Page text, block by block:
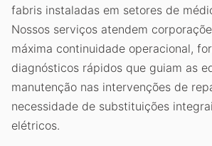
fabris instaladas em setores de
Nossos serviços atendem
máxima continuidade operacional,
diagnósticos rápidos que guiam as
manutenção nas intervenções de
necessidade de substituições
elétricos.